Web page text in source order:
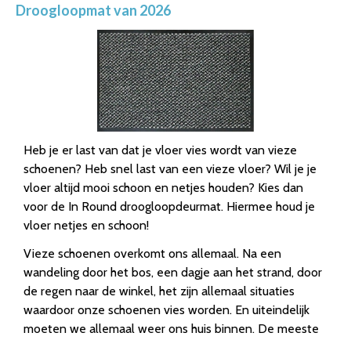
Droogloopmat van 2026
Heb je er last van dat je vloer vies wordt van vieze
schoenen? Heb snel last van een vieze vloer? Wil je je
vloer altijd mooi schoon en netjes houden? Kies dan
voor de In Round droogloopdeurmat. Hiermee houd je
vloer netjes en schoon!
Vieze schoenen overkomt ons allemaal. Na een
wandeling door het bos, een dagje aan het strand, door
de regen naar de winkel, het zijn allemaal situaties
waardoor onze schoenen vies worden. En uiteindelijk
moeten we allemaal weer ons huis binnen. De meeste